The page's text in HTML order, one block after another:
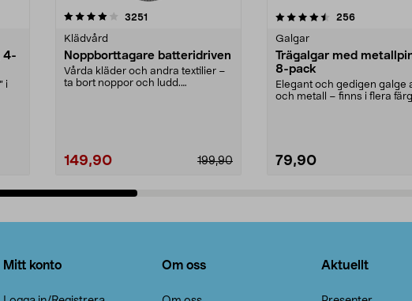
4-
i
3251
Klädvård
Noppborttagare batteridriven
Vårda kläder och andra textilier –
ta bort noppor och ludd.
199,90
149,90
4.5av 5 stjärnor 256recensioner
Galgar
Trägalgar med
8-pack
Elegant och gedigen galge
och metall – finns i flera
79,90
4.0av 5 stjärnor
Mitt konto Om oss Aktuellt